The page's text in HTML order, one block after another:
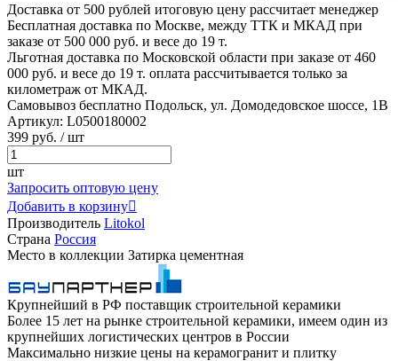
Доставка от 500 рублей итоговую цену рассчитает менеджер
Бесплатная доставка по Москве, между ТТК и МКАД при
заказе от 500 000 руб. и весе до 19 т.
Льготная доставка по Московской области при заказе от 460
000 руб. и весе до 19 т. оплата рассчитывается только за
километраж от МКАД.
Самовывоз бесплатно Подольск, ул. Домодедовское шоссе, 1В
Артикул: L0500180002
399 руб. / шт
шт
Запросить оптовую цену
Добавить в корзину
Производитель Litokol
Страна Россия
Место в коллекции Затирка цементная
Крупнейший в РФ поставщик строительной керамики
Более 15 лет на рынке строительной керамики, имеем один из
крупнейших логистических центров в России
Максимально низкие цены на керамогранит и плитку